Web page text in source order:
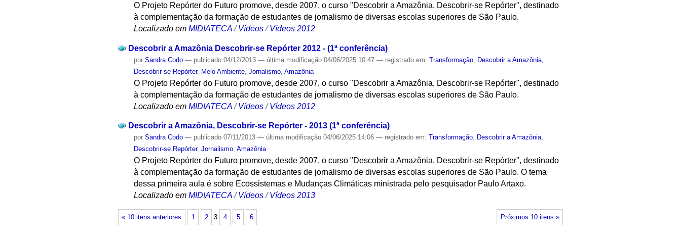
O Projeto Repórter do Futuro promove, desde 2007, o curso "Descobrir a Amazônia, Descobrir-se Repórter", destinado
à complementação da formação de estudantes de jornalismo de diversas escolas superiores de São Paulo.
Localizado em MIDIATECA /Vídeos /Vídeos 2012
Descobrir a Amazônia Descobrir-se Repórter 2012 - (1ª conferência)
porSandra Codo — publicado 04/12/2013— última modificação 04/06/2025 10:47— registrado em:Transformação Descobrir a Amazônia,
Descobrir-se Repórter, Meio Ambiente ,Jornalismo ,Amazônia
O Projeto Repórter do Futuro promove, desde 2007, o curso "Descobrir a Amazônia, Descobrir-se Repórter", destinado
à complementação da formação de estudantes de jornalismo de diversas escolas superiores de São Paulo.
Localizado em MIDIATECA /Vídeos /Vídeos 2012
Descobrir a Amazônia, Descobrir-se Repórter - 2013 (1ª conferência)
porSandra Codo — publicado 07/11/2013— última modificação 04/06/2025 14:06— registrado em:Transformação, Descobrir a Amazônia,
Descobrir-se Repórter,Jornalismo,Amazônia
O Projeto Repórter do Futuro promove, desde 2007, o curso "Descobrir a Amazônia, Descobrir-se Repórter", destinado
à complementação da formação de estudantes de jornalismo de diversas escolas superiores de São Paulo. O tema
dessa primeira aula é sobre Ecossistemas e Mudanças Climáticas ministrada pelo pesquisador Paulo Artaxo.
Localizado em MIDIATECA /Vídeos /Vídeos 2013
« 10 itens anteriores Próximos 10 itens »
1 2 3 4 5 6